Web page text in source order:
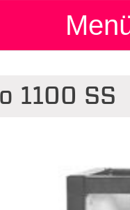
1100 SS